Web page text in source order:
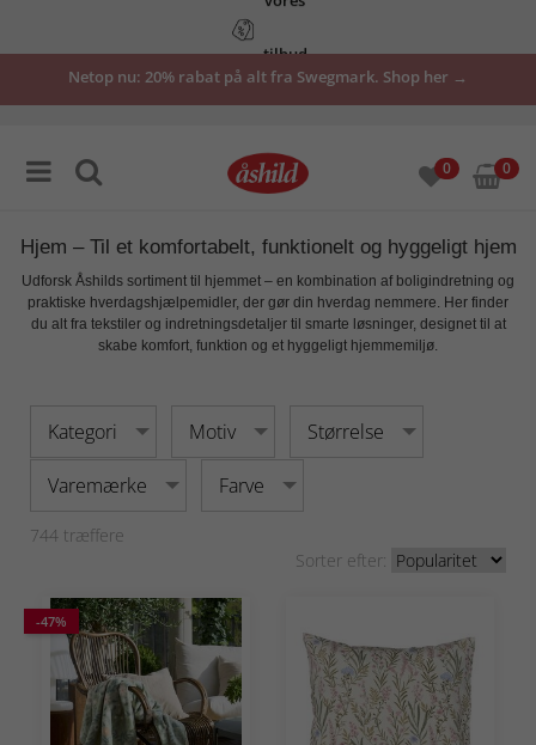
tilbud
her
Netop nu: 20% rabat på alt fra Swegmark. Shop her →
0 0
Hjem – Til et komfortabelt, funktionelt og hyggeligt hjem
Udforsk Åshilds sortiment til hjemmet – en kombination af boligindretning og
praktiske hverdagshjælpemidler, der gør din hverdag nemmere. Her finder
du alt fra tekstiler og indretningsdetaljertil smarte løsninger, designet til at
skabe komfort, funktion og et hyggeligt hjemmemiljø.
Kategori Motiv Størrelse
Varemærke Farve
744 træffere
Sorter efter:
-47%